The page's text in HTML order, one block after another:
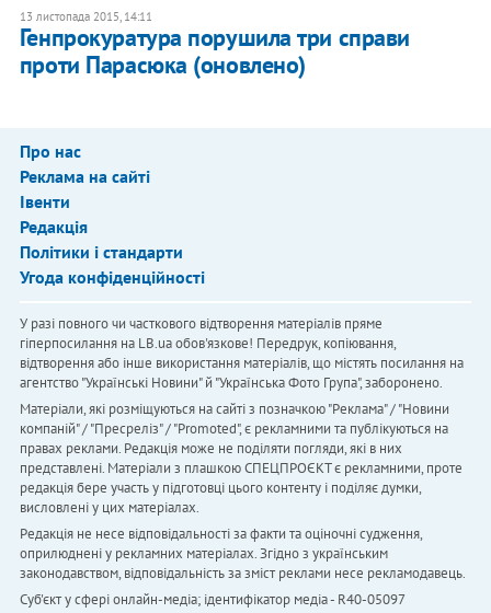
13 листопада 2015, 14:11
Генпрокуратура порушила три справи
проти Парасюка (оновлено)
Про нас
Реклама на сайті
Івенти
Редакція
Політики і стандарти
Угода конфіденційності
У разі повного чи часткового відтворення матеріалів пряме
гіперпосилання на LB.ua обов'язкове! Передрук, копіювання,
відтворення або інше використання матеріалів, що містять посилання на
агентство "Українськi Новини" й "Українська Фото Група", заборонено.
Матеріали, які розміщуються на сайті з позначкою "Реклама" / "Новини
компаній" / "Пресреліз" / "Promoted", є рекламними та публікуються на
правах реклами. Редакція може не поділяти погляди, які в них
представлені. Матеріали з плашкою СПЕЦПРОЄКТ є рекламними, проте
редакція бере участь у підготовці цього контенту і поділяє думки,
висловлені у цих матеріалах.
Редакція не несе відповідальності за факти та оціночні судження,
оприлюднені у рекламних матеріалах. Згідно з українським
законодавством, відповідальність за зміст реклами несе рекламодавець.
Cуб'єкт у сфері онлайн-медіа; ідентифікатор медіа - R40-05097